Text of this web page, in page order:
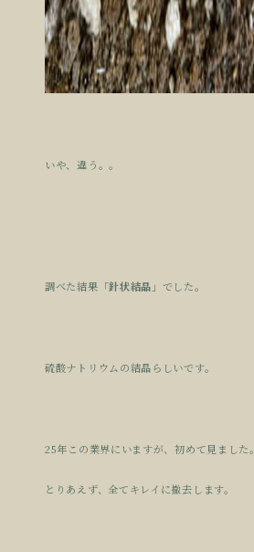
いや、違う。。
調べた結果 「針状結晶」 でした。
硫酸ナトリウムの結晶らしいです。
25年この業界にいますが、初めて見ました。
とりあえず、全てキレイに撤去します。